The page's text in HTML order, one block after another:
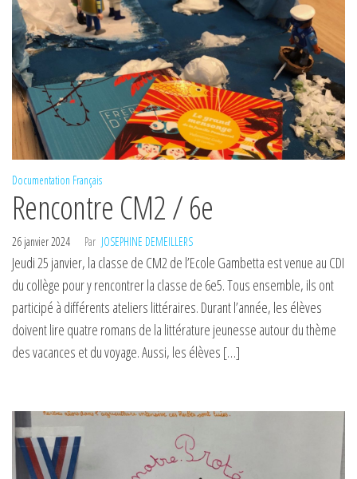
Documentation Français
Rencontre CM2 / 6e
26 janvier 2024 Par JOSEPHINE DEMEILLERS
Jeudi 25 janvier, la classe de CM2 de l’Ecole Gambetta est venue au CDI
du collège pour y rencontrer la classe de 6e5. Tous ensemble, ils ont
participé à différents ateliers littéraires. Durant l’année, les élèves
doivent lire quatre romans de la littérature jeunesse autour du thème
des vacances et du voyage. Aussi, les élèves […]